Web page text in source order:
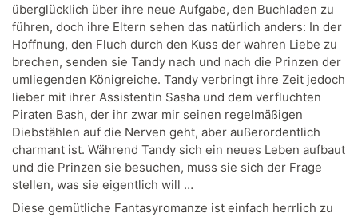
überglücklich über ihre neue Aufgabe, den Buchladen zu
führen, doch ihre Eltern sehen das natürlich anders: In der
Hoffnung, den Fluch durch den Kuss der wahren Liebe zu
brechen, senden sie Tandy nach und nach die Prinzen der
umliegenden Königreiche. Tandy verbringt ihre Zeit jedoch
lieber mit ihrer Assistentin Sasha und dem verfluchten
Piraten Bash, der ihr zwar mir seinen regelmäßigen
Diebstählen auf die Nerven geht, aber außerordentlich
charmant ist. Während Tandy sich ein neues Leben aufbaut
und die Prinzen sie besuchen, muss sie sich der Frage
stellen, was sie eigentlich will …
Diese gemütliche Fantasyromanze ist einfach herrlich zu